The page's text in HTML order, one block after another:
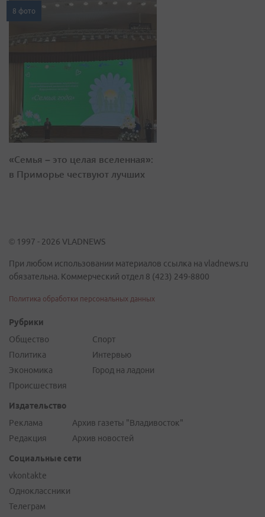
8 фото
«Семья – это целая вселенная»:
в Приморье чествуют лучших
© 1997 - 2026 VLADNEWS
При любом использовании материалов ссылка на vladnews.ru
обязательна. Коммерческий отдел 8 (423) 249-8800
Политика обработки персональных данных
Рубрики
Общество
Политика
Экономика
Происшествия
Спорт
Интервью
Город на ладони
Издательство
Реклама
Редакция
Архив газеты "Владивосток"
Архив новостей
Социальные сети
vkontakte
Одноклассники
Телеграм